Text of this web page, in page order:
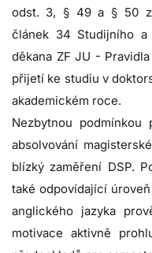
odst. 3, § 49 a § 50
článek 34 Studijního
děkana ZF JU -
přijetí ke studiu v
akademickém roce.
Nezbytnou
absolvování
blízký zaměření DSP.
také odpovídající
anglického jazyka
motivace aktivně